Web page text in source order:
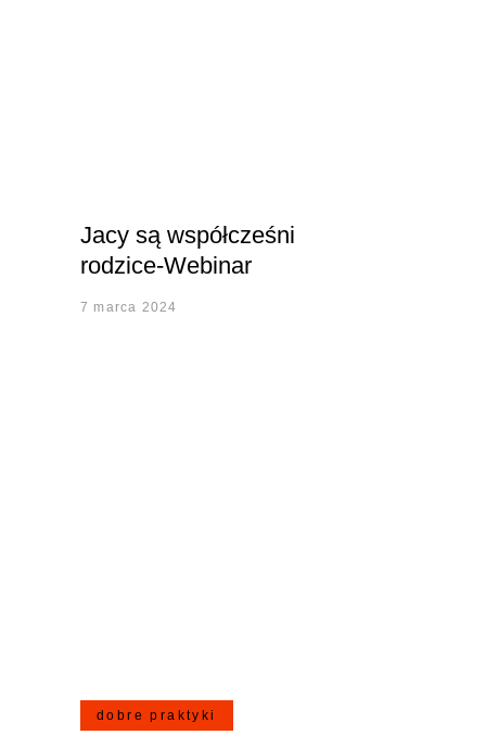
Jacy są współcześni
rodzice-Webinar
7 marca 2024
dobre praktyki